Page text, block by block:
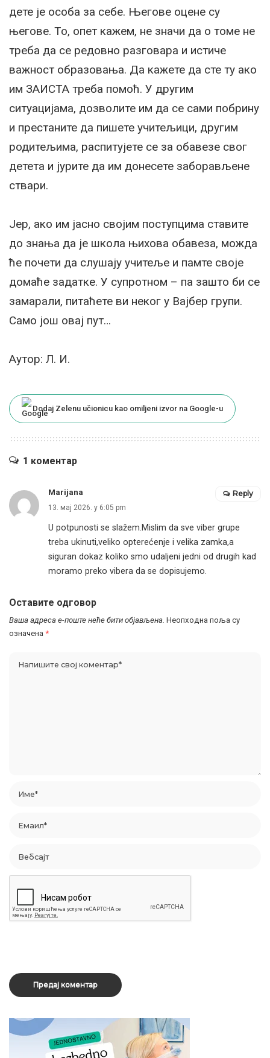
дете је особа за себе. Његове оцене су
његове. То, опет кажем, не значи да о томе не
треба да се редовно разговара и истиче
важност образовања. Да кажете да сте ту ако
им ЗАИСТА треба помоћ. У другим
ситуацијама, дозволите им да се сами побрину
и престаните да пишете учитељици, другим
родитељима, распитујете се за обавезе свог
детета и јурите да им донесете заборављене
ствари.
Јер, ако им јасно својим поступцима ставите
до знања да је школа њихова обавеза, можда
ће почети да слушају учитеље и памте своје
домаће задатке. У супротном – па зашто би се
замарали, питаћете ви неког у Вајбер групи.
Само још овај пут…
Аутор: Л. И.
Dodaj Zelenu učionicu kao omiljeni izvor na Google-u
1 коментар
Marijana
13. мај 2026. у 6:05 pm
U potpunosti se slažem.Mislim da sve viber grupe
treba ukinuti,veliko opterećenje i velika zamka,a
siguran dokaz koliko smo udaljeni jedni od drugih kad
moramo preko vibera da se dopisujemo.
Reply
Оставите одговор
Ваша адреса е-поште неће бити објављена. Неопходна поља су
означена *